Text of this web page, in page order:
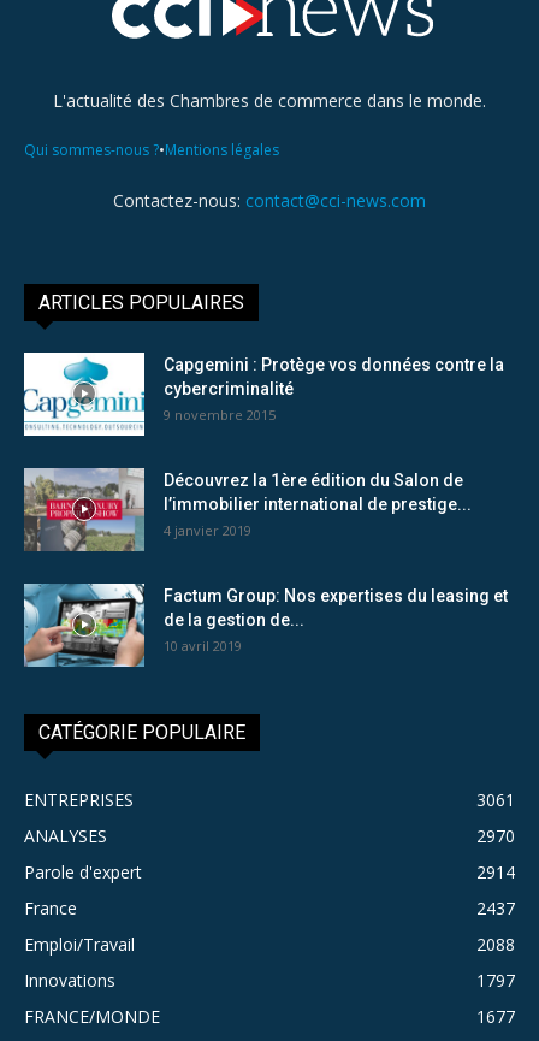
L'actualité des Chambres de commerce dans le monde.
Qui sommes-nous ?•Mentions légales
Contactez-nous: contact@cci-news.com
ARTICLES POPULAIRES
Capgemini : Protège vos données contre la
cybercriminalité
9 novembre 2015
Découvrez la 1ère édition du Salon de
l’immobilier international de prestige...
4 janvier 2019
Factum Group: Nos expertises du leasing et
de la gestion de...
10 avril 2019
CATÉGORIE POPULAIRE
ENTREPRISES
3061
ANALYSES
2970
Parole d'expert
2914
France
2437
Emploi/Travail
2088
Innovations
1797
FRANCE/MONDE
1677